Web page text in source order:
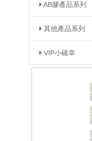
AB膠產品系列
其他產品系列
VIP小確幸